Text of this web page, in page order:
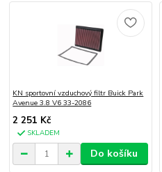
KN sportovní vzduchový filtr Buick Park
Avenue 3.8 V6 33-2086
2 251 Kč
SKLADEM
Do košíku